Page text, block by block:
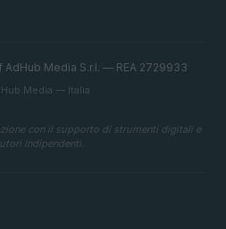
Media S.r.l. — REA 2729933
Media — Italia
con il supporto di strumenti digitali e
indipendenti.